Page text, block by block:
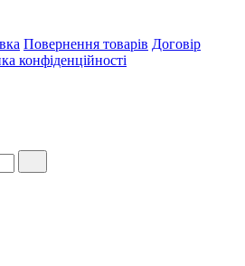
Повернення товарів Договір
конфіденційності